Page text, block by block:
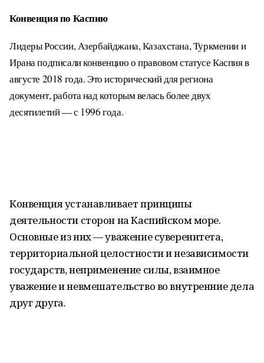
Конвенция по Каспию
Лидеры России, Азербайджана, Казахстана, Туркмении и
Ирана подписали конвенцию о правовом статусе Каспия в
августе 2018 года. Это исторический для региона
документ, работа над которым велась более двух
десятилетий — с 1996 года.
Конвенция устанавливает принципы
деятельности сторон на Каспийском море.
Основные из них — уважение суверенитета,
территориальной целостности и независимости
государств, неприменение силы, взаимное
уважение и невмешательство во внутренние дела
друг друга.